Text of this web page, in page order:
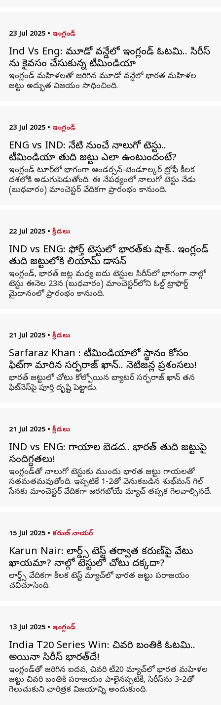
23 Jul 2025 • ఇంగ్లండ్
Ind Vs Eng: మూడో వన్డేలో ఇంగ్లండ్ ఓటమి.. సిరీస్
ను కైవసం చేసుకున్న టీమిండియా
ఇంగ్లండ్ మహిళలతో జరిగిన మూడో వన్డేలో భారత మహిళల
జట్టు అద్భుత విజయం సాధించింది.
23 Jul 2025 • ఇంగ్లండ్
ENG vs IND: నేటి నుంచే నాలుగో టెస్టు..
టీమిండియా తుది జట్టు ఎలా ఉంటుందంటే?
ఇంగ్లండ్ టూర్‌లో భాగంగా ఆండర్సన్-టెండూల్కర్ ట్రోఫీ కీలక
దశలోకి అడుగుపెడుతోంది. ఈ నేపథ్యంలో నాలుగో టెస్టు నేడు
(బుధవారం) మాంచెస్టర్‌ వేదికగా ప్రారంభం కానుంది.
22 Jul 2025 • క్రీడలు
IND vs ENG: ఫోర్త్ టెస్టులో భారత్‌కు షాక్.. ఇంగ్లండ్
తుది జట్టులోకి లియామ్ డాసన్
ఇంగ్లండ్, భారత్ జట్ల మధ్య ఐదు టెస్టుల సిరీస్‌లో భాగంగా నాల్గో
టెస్టు ఈనెల 23న (బుధవారం) మాంచెస్టర్‌లోని ఓల్డ్ ట్రాఫొర్డ్
మైదానంలో ప్రారంభం కానుంది.
21 Jul 2025 • క్రీడలు
Sarfaraz Khan : టీమిండియాలో స్థానం కోసం
ఫిట్‌గా మారిన సర్ఫరాజ్ ఖాన్.. నెటిజన్ల ప్రశంసలు!
భారత్ జట్టులో చోటు కోల్పోయిన బ్యాటర్ సర్ఫరాజ్ ఖాన్‌ తన
ఫిట్‌నెస్‌పై పూర్తి దృష్టి పెట్టాడు.
21 Jul 2025 • క్రీడలు
IND vs ENG: గాయాల బెడద.. భారత్‌ తుది జట్టుపై
సందిగ్ధతలు!
ఇంగ్లండ్‌తో నాలుగో టెస్టుకు ముందు భారత జట్టు గాయలతో
సతమతమవుతోంది. ఇప్పటికే 1-2తో వెనుకబడిన శుభ్‌మన్ గిల్
సేనకు మాంచెస్టర్ వేదికగా జరగబోయే మ్యాచ్ తప్పక గెలవాల్సినదే.
15 Jul 2025 • కరుణ్ నాయర్
Karun Nair: లార్డ్స్ టెస్ట్‌ తర్వాత కరుణ్‌పై వేటు
ఖాయమా? నాల్గో టెస్టులో చోటు దక్కదా?
లార్డ్స్ వేదికగా కీలక టెస్ట్ మ్యాచ్‌లో భారత జట్టు పరాజయం
చవిచూసింది.
13 Jul 2025 • ఇంగ్లండ్
India T20 Series Win: చివరి బంతికి ఓటమి..
అయినా సిరీస్ భారత్‌దే!
ఇంగ్లండ్‌తో జరిగిన ఐదవ, చివరి టీ20 మ్యాచ్‌లో భారత మహిళల
జట్టు చివరి బంతికి పరాజయం పాలైనప్పటికీ, సిరీస్‌ను 3-2తో
గెలుచుకుని చారిత్రక విజయాన్ని అందుకుంది.